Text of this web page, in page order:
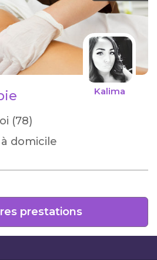
Kalima
(78)
domicile
prestations